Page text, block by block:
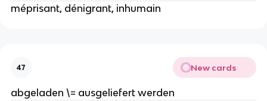
méprisant, dénigrant, inhumain
47 New cards
abgeladen \= ausgeliefert werden